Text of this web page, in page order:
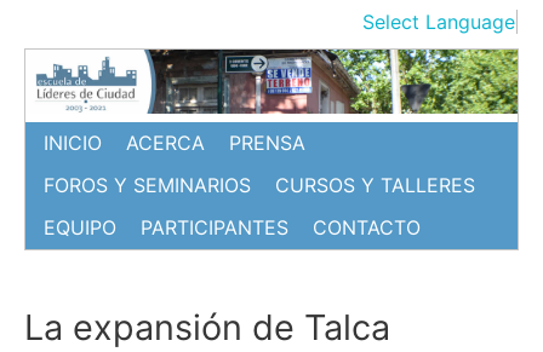
contenido
Select Language
INICIO ACERCA
PRENSA
FOROS Y SEMINARIOS
CURSOS Y TALLERES
EQUIPO
PARTICIPANTES CONTACTO
La expansión de Talca